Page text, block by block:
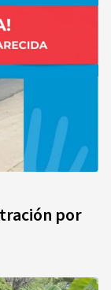
por